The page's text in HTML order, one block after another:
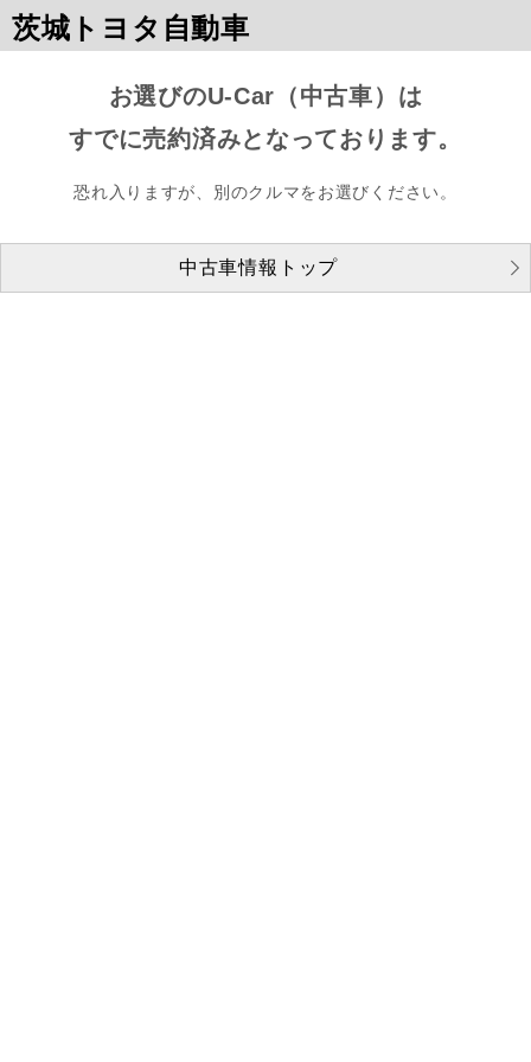
茨城トヨタ自動車
お選びのU-Car（中古車）は
すでに売約済みとなっております。
恐れ入りますが、別のクルマをお選びください。
中古車情報トップ